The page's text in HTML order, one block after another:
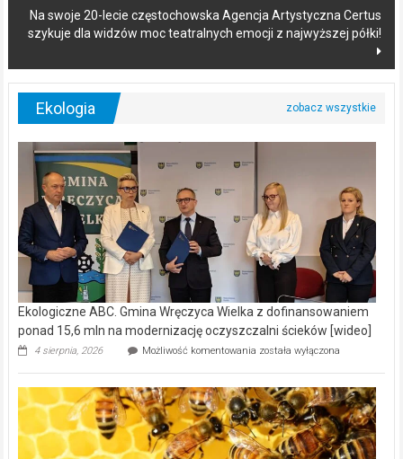
Na swoje 20-lecie częstochowska Agencja Artystyczna Certus
szykuje dla widzów moc teatralnych emocji z najwyższej półki!
Ekologia
Ekologiczne ABC. Gmina Wręczyca Wielka z dofinansowaniem
ponad 15,6 mln na modernizację oczyszczalni ścieków [wideo]
4 sierpnia, 2026 Możliwość komentowania Ekologiczne
Wręczyca
Wielka
z
dofinansowaniem
ponad
została wyłączona